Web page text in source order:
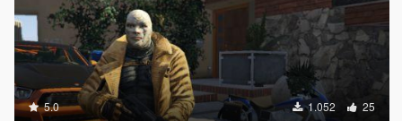
5.0 1.052 25